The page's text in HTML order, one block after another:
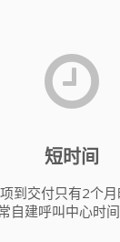
短时间
到交付只有2个
自建呼叫中心时